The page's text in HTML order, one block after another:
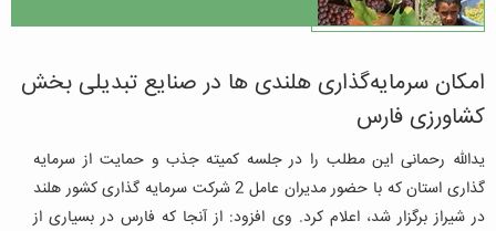
امکان سرمایه‌گذاری هلندی ها در صنایع تبدیلی بخش
کشاورزی فارس
یدالله رحمانی این مطلب را در جلسه کمیته جذب و حمایت از سرمایه
گذاری استان که با حضور مدیران عامل 2 شرکت سرمایه گذاری کشور هلند
در شیراز برگزار شد، اعلام کرد. وی افزود: از آنجا که فارس در بسیاری از